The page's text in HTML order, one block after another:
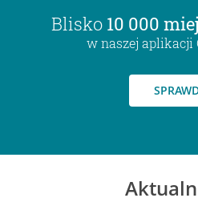
Blisko 10 000
w naszej aplikacji